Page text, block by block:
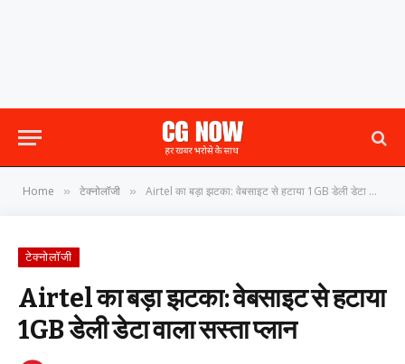
Home » टेक्नोलॉजी » Airtel का बड़ा झटका: वेबसाइट से हटाया 1GB डेली डेटा वाला सस्ता प्लान
टेक्नोलॉजी
Airtel का बड़ा झटका: वेबसाइट से हटाया
1GB डेली डेटा वाला सस्ता प्लान